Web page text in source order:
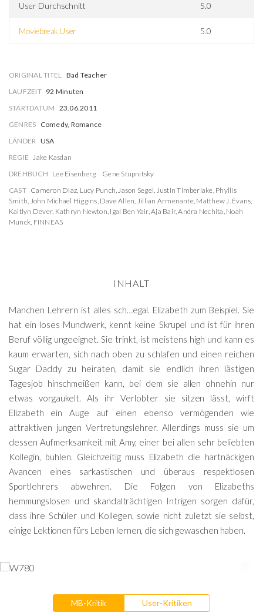
User Durchschnitt 5.0
Moviebreak User 5.0
ORIGINAL TITEL Bad Teacher
LAUFZEIT 92 Minuten
STARTDATUM 23.06.2011
GENRES Comedy, Romance
LÄNDER USA
REGIE Jake Kasdan
DREHBUCH Lee Eisenberg
Gene Stupnitsky
CAST Cameron Diaz, Lucy Punch,Jason Segel, Justin Timberlake, Phyllis
Smith, John Michael Higgins, Dave Allen, Jillian Armenante, Matthew J. Evans,
Kaitlyn Dever, Kathryn Newton, Igal Ben Yair,Aja Bair,Andra Nechita, Noah
Munck, FINNEAS
INHALT
Manchen Lehrern ist alles sch…egal. Elizabeth zum Beispiel. Sie
hat ein loses Mundwerk, kennt keine Skrupel und ist für ihren
Beruf völlig ungeeignet. Sie trinkt, ist meistens high und kann es
kaum erwarten, sich nach oben zu schlafen und einen reichen
Sugar Daddy zu heiraten, damit sie endlich ihren lästigen
Tagesjob hinschmeißen kann, bei dem sie allen ohnehin nur
etwas vorgaukelt. Als ihr Verlobter sie sitzen lässt, wirft
Elizabeth ein Auge auf einen ebenso vermögenden wie
attraktiven jungen Vertretungslehrer. Allerdings muss sie um
dessen Aufmerksamkeit mit Amy, einer bei allen sehr beliebten
Kollegin, buhlen. Gleichzeitig muss Elizabeth die hartnäckigen
Avancen eines sarkastischen und überaus respektlosen
Sportlehrers abwehren. Die Folgen von Elizabeths
hemmungslosen und skandalträchtigen Intrigen sorgen dafür,
dass ihre Schüler und Kollegen, sowie nicht zuletzt sie selbst,
einige Lektionen fürs Leben lernen, die sich gewaschen haben.
MB-Kritik User-Kritiken